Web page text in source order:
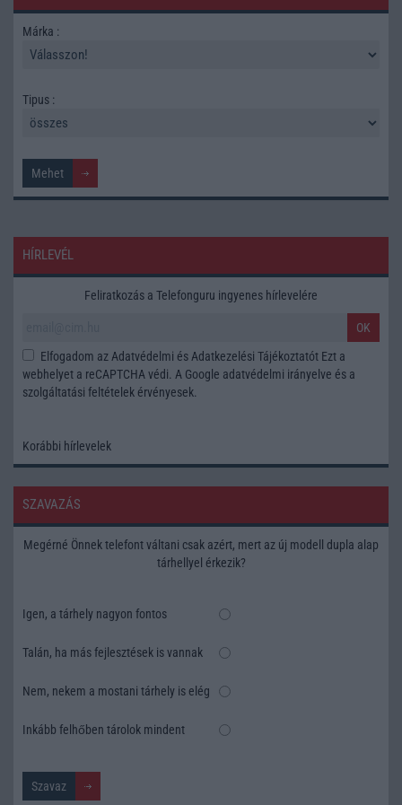
Márka :
Tipus :
HÍRLEVÉL
Feliratkozás a Telefonguru ingyenes hírlevelére
OK
Elfogadom az Adatvédelmi és Adatkezelési Tájékoztatót Ezt a
webhelyet a reCAPTCHA védi. A Google adatvédelmi irányelve és a
szolgáltatási feltételek érvényesek.
Korábbi hírlevelek
SZAVAZÁS
Megérné Önnek telefont váltani csak azért, mert az új modell dupla alap
tárhellyel érkezik?
Igen, a tárhely nagyon fontos
Talán, ha más fejlesztések is vannak
Nem, nekem a mostani tárhely is elég
Inkább felhőben tárolok mindent